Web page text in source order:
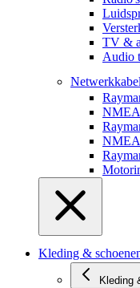
TV &
Audio
Kleding &
Kleding